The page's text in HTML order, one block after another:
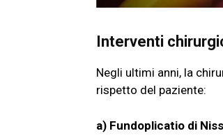
Interventi
Negli ultimi anni, la
rispetto del paziente:
a) Fundoplicatio di